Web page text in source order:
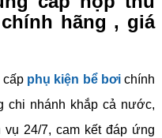
hãng , giá
cấp phụ kiện bể bơi chính
chi nhánh khắp cả nước,
24/7, cam kết đáp ứng